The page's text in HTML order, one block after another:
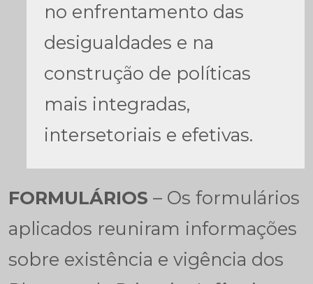
no enfrentamento das
desigualdades e na
construção de políticas
mais integradas,
intersetoriais e efetivas.
FORMULÁRIOS – Os formulários
aplicados reuniram informações
sobre existência e vigência dos